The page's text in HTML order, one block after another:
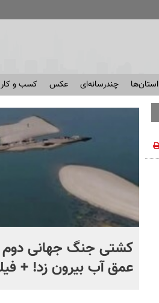
استان‌ها چندرسانه‌ای عکس کسب و کار
کشتی‌ جنگ جهانی دوم
عمق آب بیرون زد! +